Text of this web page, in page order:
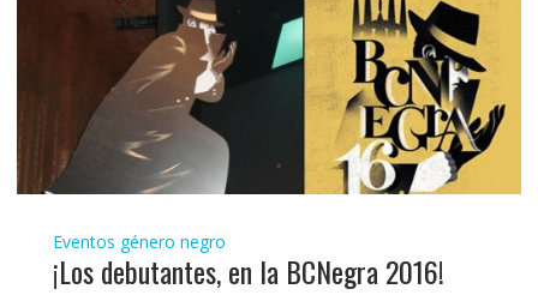
Eventos género negro
¡Los debutantes, en la BCNegra 2016!